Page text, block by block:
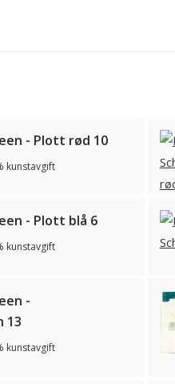
- Plott rød 10
kunstavgift
- Plott blå 6
kunstavgift
-
13
kunstavgift